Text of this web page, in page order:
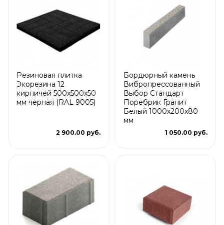
Резиновая плитка
Экорезина 12
кирпичей 500x500x50
мм черная (RAL 9005)
2 900.00 руб.
Бордюрный камень
Вибропрессованный
Выбор Стандарт
Поребрик Гранит
Белый 1000х200х80
мм
1 050.00 руб.